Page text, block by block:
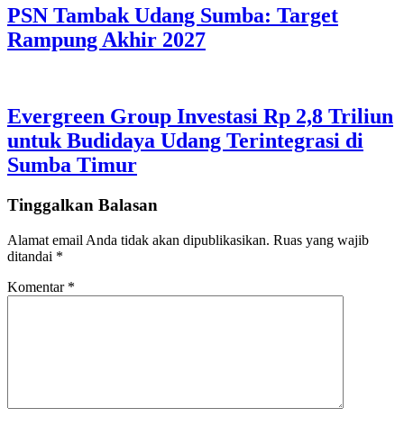
PSN Tambak Udang Sumba: Target
Rampung Akhir 2027
Evergreen Group Investasi Rp 2,8 Triliun
untuk Budidaya Udang Terintegrasi di
Sumba Timur
Tinggalkan Balasan
Alamat email Anda tidak akan dipublikasikan. Ruas yang wajib
ditandai *
Komentar *